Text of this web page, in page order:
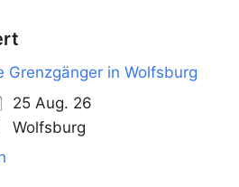
Grenzgänger in Wolfsburg
25 Aug. 26
Wolfsburg